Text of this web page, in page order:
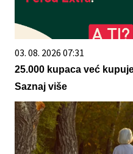
03. 08. 2026 07:31
25.000 kupaca već
Saznaj više